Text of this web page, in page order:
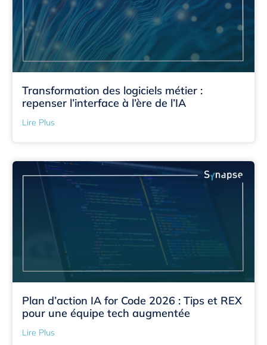
Transformation des logiciels métier :
repenser l’interface à l’ère de l’IA
Lire Plus
Plan d’action IA for Code 2026 : Tips et REX
pour une équipe tech augmentée
Lire Plus